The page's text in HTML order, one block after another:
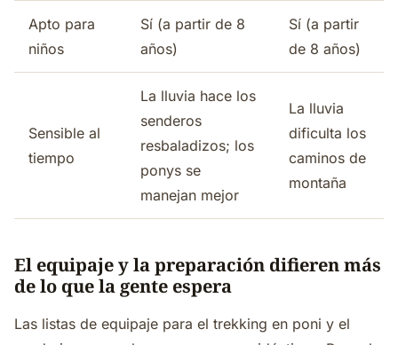
Apto para
niños
Sí (a partir de 8
años)
Sí (a partir
de 8 años)
Sensible al
tiempo
La lluvia hace los
senderos
resbaladizos; los
ponys se
manejan mejor
La lluvia
dificulta los
caminos de
montaña
El equipaje y la preparación difieren más
de lo que la gente espera
Las listas de equipaje para el trekking en poni y el